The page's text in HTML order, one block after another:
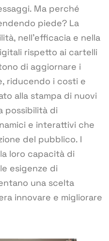
Ma perché
piede? La
nell’efficacia e nella
rispetto ai cartelli
di aggiornare i
riducendo i costi e
alla stampa di nuovi
possibilità di
e interattivi che
del pubblico. I
loro capacità di
esigenze di
una scelta
innovare e migliorare